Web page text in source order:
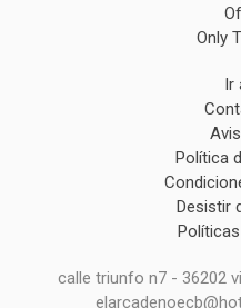
Only
Ir
Política
Desistir
calle triunfo n7 - 36202